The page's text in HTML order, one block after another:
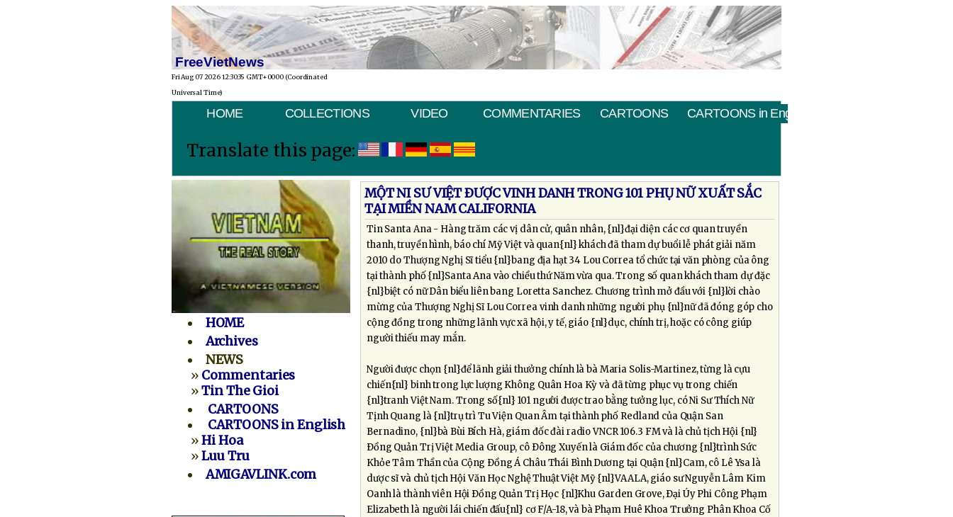
FreeVietNews
Fri Aug 07 2026 12:30:35 GMT+0000 (Coordinated
Universal Time)
HOME COLLECTIONS VIDEO COMMENTARIES CARTOONS CARTOONS in English
Translate this page:
HOME
Archives
NEWS
» Commentaries
»Tin The Gioi
CARTOONS
CARTOONS in English
»Hi Hoa
»Luu Tru
AMIGAVLINK.com
MỘT NI SƯ VIỆT ÐƯỢC VINH DANH TRONG 101 PHỤ NỮ XUẤT SẮC
TẠI MIỀN NAM CALIFORNIA
Tin Santa Ana - Hàng trăm các vị dân cử, quân nhân, {nl}đại diện các cơ quan truyền
thanh, truyền hình, báo chí Mỹ Việt và quan{nl} khách đã tham dự buổi lễ phát giải năm
2010 do Thượng Nghị Sĩ tiểu {nl}bang địa hạt 34 Lou Correa tổ chức tại văn phòng của ông
tại thành phố {nl}Santa Ana vào chiều thứ Năm vừa qua. Trong số quan khách tham dự đặc
{nl}biệt có nữ Dân biểu liên bang Loretta Sanchez. Chương trình mở đầu với {nl}lời chào
mừng của Thượng Nghị Sĩ Lou Correa vinh danh những người phụ {nl}nữ đã đóng góp cho
cộng đồng trong những lãnh vực xã hội, y tế, giáo {nl}dục, chính trị, hoặc có công giúp
người thiếu may mắn.
Người được chọn {nl}để lãnh giải thưởng chính là bà Maria Solis-Martinez, từng là cựu
chiến{nl} binh trong lực lượng Không Quân Hoa Kỳ và đã từng phục vụ trong chiến
{nl}tranh Việt Nam.Trong số{nl} 101 người được trao bằng tưởng lục, có Ni Sư Thích Nữ
Tịnh Quang là {nl}trụ trì Tu Viện Quan Âm tại thành phố Redland của Quận San
Bernadino, {nl}bà Bùi Bích Hà, giám đốc đài radio VNCR 106.3 FM và là chủ tịch Hội {nl}
Ðồng Quản Trị Việt Media Group, cô Ðông Xuyến là Giám đốc của chương {nl}trình Sức
Khỏe Tâm Thần của Cộng Ðồng Á Châu Thái Bình Dương tại Quận {nl}Cam, cô Lê Ysa là
dược sĩ và chủ tịch Hội Văn Học Nghệ Thuật Việt Mỹ {nl}VAALA, giáo sư Nguyễn Lâm Kim
Oanh là thành viên Hội Ðồng Quản Trị Học {nl}Khu Garden Grove, Ðại Úy Phi Công Phạm
Elizabeth là người lái chiến đấu{nl} cơ F/A-18, và bà Phạm Huê Khoa Trưởng Phân Khoa Cố